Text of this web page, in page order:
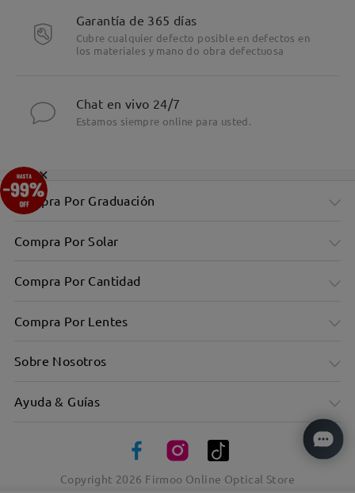
Garantía de 365 días
Cubre cualquier defecto posible en defectos en
los materiales y mano do obra defectuosa
Chat en vivo 24/7
Estamos siempre online para usted.
Compra Por Graduación
Compra Por Solar
Compra Por Cantidad
Compra Por Lentes
Sobre Nosotros
Ayuda & Guías
Copyright 2026 Firmoo Online Optical Store
×